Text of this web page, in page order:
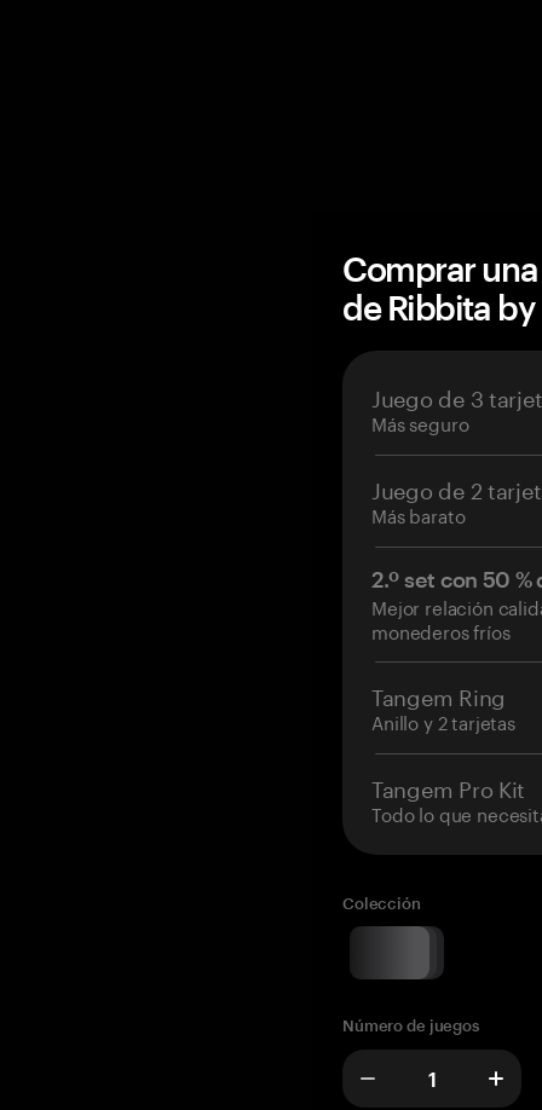
Comprar
de Ribbita
Juego de 3
Más seguro
Juego de 2
Más barato
2.º set con 50
Mejor relación
monederos fríos
Tangem Ring
Anillo y 2 tarjetas
Tangem Pro Kit
Todo lo que
Colección
Número de juegos